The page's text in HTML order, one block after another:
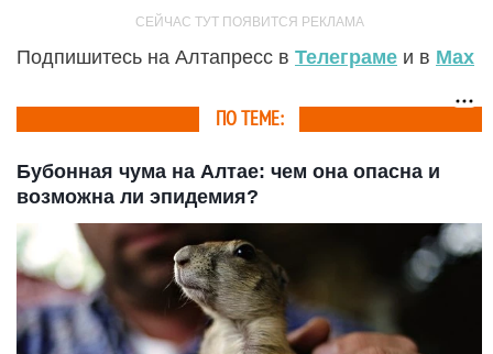
Подпишитесь на Алтапресс в Телеграме и в Max
ПО ТЕМЕ:
Бубонная чума на Алтае: чем она опасна и
возможна ли эпидемия?